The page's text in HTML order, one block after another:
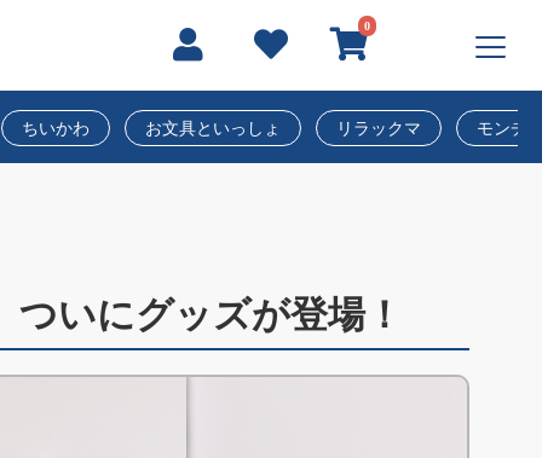
0
ちいかわ お文具といっしょ リラックマ モンチ
いにグッズが登場！